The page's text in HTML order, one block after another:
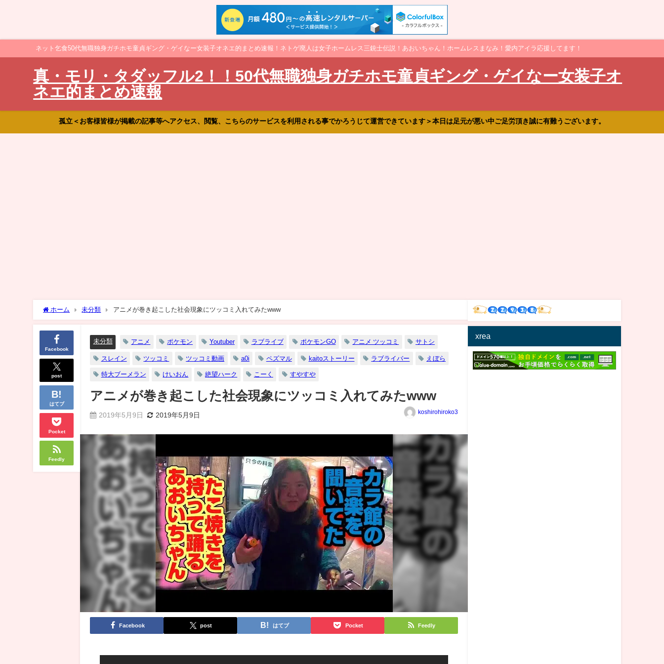
ネット乞食50代無職独身ガチホモ童貞ギング・ゲイなー女装子オネエ的まとめ速報！ネトゲ廃人は女子ホームレス三銃士伝説！あおいちゃん！ホームレスまなみ！愛内アイラ応援してます！
真・モリ・タダッフル2！！50代無職独身ガチホモ童貞ギング・ゲイなー女装子オ
ネエ的まとめ速報
孤立＜お客様皆様が掲載の記事等へアクセス、閲覧、こちらのサービスを利用される事でかろうじて運営できています＞本日は足元が悪い中ご足労頂き誠に有難うございます。
ホーム 未分類 アニメが巻き起こした社会現象にツッコミ入れてみたwww
Facebook
post
はてブ
Pocket
Feedly
未分類 アニメ ポケモン Youtuber ラブライブ ポケモンGO アニメ ツッコミ サトシ
スレイン ツッコミ ツッコミ動画 a0i ペズマル kaitoストーリー ラブライバー えぼら
特大ブーメラン けいおん 絶望ハーク こーく すやすや
アニメが巻き起こした社会現象にツッコミ入れてみたwww
2019年5月9日 2019年5月9日 koshirohiroko3
Facebook post はてブ Pocket Feedly
xrea